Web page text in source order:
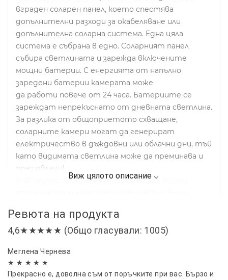
вграден соларен панел, което спестява
допълнителни разходи за окабеляване или
допълнителна соларна система. Една цяла
система е събрана в едно. Соларният панел
събира светлината и зарежда включените
мощни батерии. С енергията от напълно
заредени батерии камерата може
да работи повече от 24 часа. Батериите се
зареждат непрекъснато от дневната светлина.
За разлика от общоприетото схващане,
соларните камери могат да генерират
електричество в дъждовни или облачни дни, тъй
като видимата светлина може да преминава и
през облаци!
5MP сензор осигурява изображение с висока
наблюдавано помещение. Резолюция е FULL-HD
1080P за разлика от от повечето предлагани
изображението HD 720P.
Камерата има функция за нощно виждане, която
Ревюта на продукта
4,6★★★★★ (Общо гласували: 1005)
Меглена Чернева
★ ★ ★ ★ ★
Прекрасно е, доволна съм от поръчките при вас. Бързо и